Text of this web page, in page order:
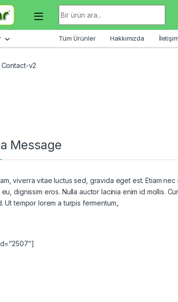
Tüm Ürünler Hakkımızda İletişim
Contact-v2
Message
viverra vitae luctus sed, gravida eget est. Etiam nec
dignissim eros. Nulla auctor lacinia enim id mollis.
Ut tempor lorem a turpis fermentum,.